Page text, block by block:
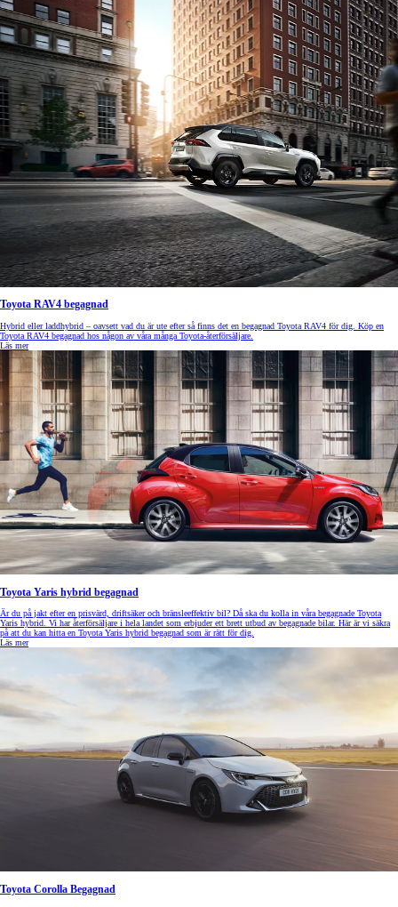
Toyota RAV4 begagnad
Hybrid eller laddhybrid – oavsett vad du är ute efter så finns det en begagnad Toyota RAV4 för dig. Köp en
Toyota RAV4 begagnad hos någon av våra många Toyota-återförsäljare.
Läs mer
Toyota Yaris hybrid begagnad
Är du på jakt efter en prisvärd, driftsäker och bränsleeffektiv bil? Då ska du kolla in våra begagnade Toyota
Yaris hybrid. Vi har återförsäljare i hela landet som erbjuder ett brett utbud av begagnade bilar. Här är vi säkra
på att du kan hitta en Toyota Yaris hybrid begagnad som är rätt för dig.
Läs mer
Toyota Corolla Begagnad